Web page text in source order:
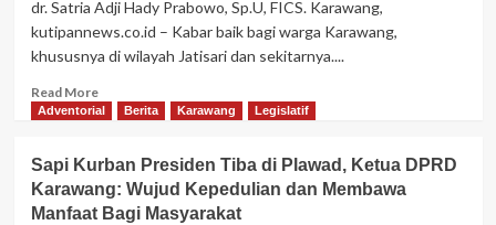
Jatisari
Edukasi
Masyarakat
Sistem
Triase
Mengutamakan
Nyawa
di
dr. Satria Adji Hady Prabowo, Sp.U, FICS. Karawang,
kutipannews.co.id – Kabar baik bagi warga Karawang,
khususnya di wilayah Jatisari dan sekitarnya....
Read MoreRead
more
Akses
Kesehatan,
RSUD
Adventorial Berita Karawang Legislatif
Sapi Kurban Presiden Tiba di Plawad, Ketua DPRD
Karawang: Wujud Kepedulian dan Membawa
Manfaat Bagi Masyarakat